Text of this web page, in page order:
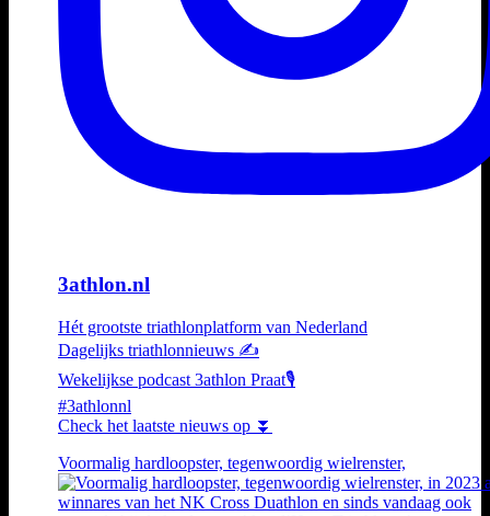
3athlon.nl
Hét grootste triathlonplatform van Nederland
Dagelijks triathlonnieuws ✍️
Wekelijkse podcast 3athlon Praat🎙️
#3athlonnl
Check het laatste nieuws op ⏬
Voormalig hardloopster, tegenwoordig wielrenster,